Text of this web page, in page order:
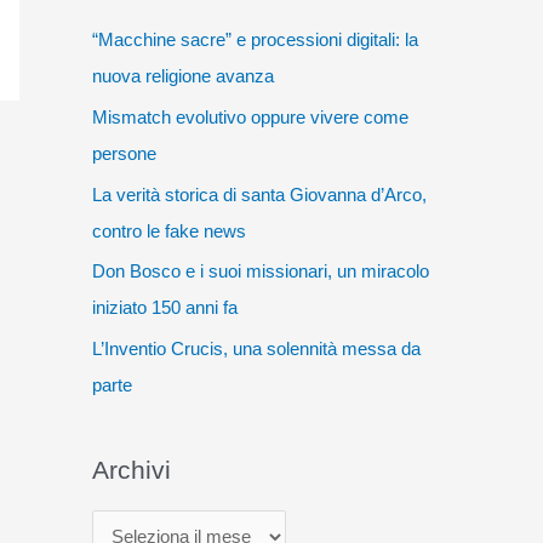
“Macchine sacre” e processioni digitali: la
nuova religione avanza
Mismatch evolutivo oppure vivere come
persone
La verità storica di santa Giovanna d’Arco,
contro le fake news
Don Bosco e i suoi missionari, un miracolo
iniziato 150 anni fa
L’Inventio Crucis, una solennità messa da
parte
Archivi